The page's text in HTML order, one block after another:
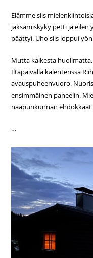
Elämme siis
jaksamiskyky petti ja eilen
päättyi. Uho siis loppui
Mutta kaikesta
Iltapäivällä kalenterissa
avauspuheenvuoro.
ensimmäinen paneelin.
naapurikunnan
…